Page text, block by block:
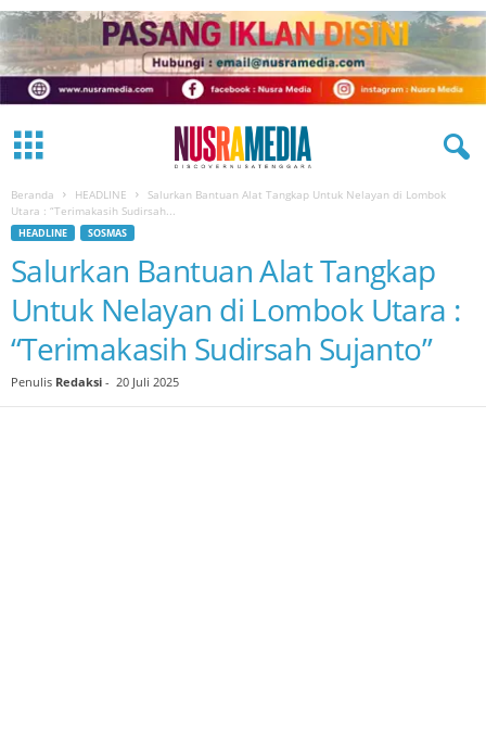
Beranda HEADLINE
Salurkan Bantuan Alat Tangkap Untuk Nelayan di Lombok
Utara : “Terimakasih Sudirsah...
HEADLINE SOSMAS
Salurkan Bantuan Alat Tangkap
Untuk Nelayan di Lombok Utara :
“Terimakasih Sudirsah Sujanto”
Penulis Redaksi - 20 Juli 2025